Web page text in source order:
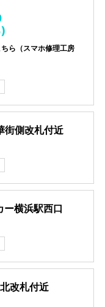
ら（スマホ修理工房
街側改札付近
ー横浜駅西口
改札付近